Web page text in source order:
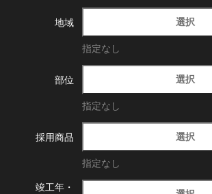
地域 選択
指定なし
部位 選択
指定なし
採用商品 選択
指定なし
竣工年・